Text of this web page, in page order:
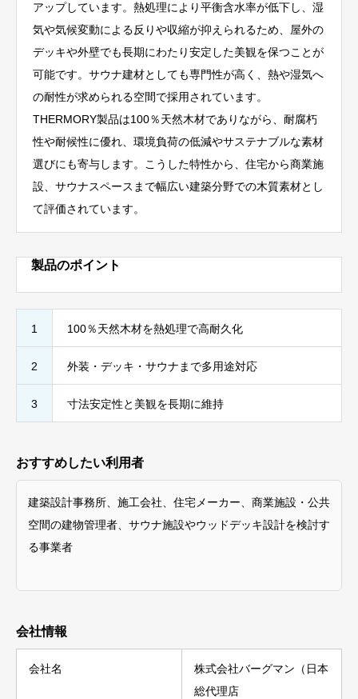
アップしています。熱処理により平衡含水率が低下し、湿
気や気候変動による反りや収縮が抑えられるため、屋外の
デッキや外壁でも長期にわたり安定した美観を保つことが
可能です。サウナ建材としても専門性が高く、熱や湿気へ
の耐性が求められる空間で採用されています。
THERMORY製品は100％天然木材でありながら、耐腐朽
性や耐候性に優れ、環境負荷の低減やサステナブルな素材
選びにも寄与します。こうした特性から、住宅から商業施
設、サウナスペースまで幅広い建築分野での木質素材とし
て評価されています。
製品のポイント
1 100％天然木材を熱処理で高耐久化
2 外装・デッキ・サウナまで多用途対応
3 寸法安定性と美観を長期に維持
おすすめしたい利用者
建築設計事務所、施工会社、住宅メーカー、商業施設・公共
空間の建物管理者、サウナ施設やウッドデッキ設計を検討す
る事業者
会社情報
会社名
株式会社バーグマン（日本
総代理店